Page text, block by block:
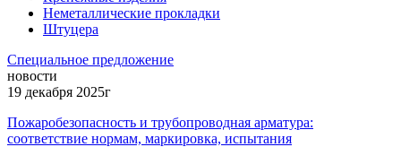
Неметаллические прокладки
Штуцера
Специальное предложение
новости
19 декабря 2025г
Пожаробезопасность и трубопроводная арматура:
соответствие нормам, маркировка, испытания